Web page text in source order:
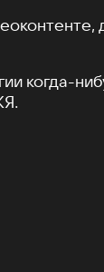
когда-